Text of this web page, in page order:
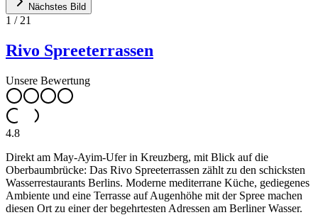
Nächstes Bild
1 / 21
Rivo Spreeterrassen
Unsere Bewertung
4.8
Direkt am May-Ayim-Ufer in Kreuzberg, mit Blick auf die
Oberbaumbrücke: Das Rivo Spreeterrassen zählt zu den schicksten
Wasserrestaurants Berlins. Moderne mediterrane Küche, gediegenes
Ambiente und eine Terrasse auf Augenhöhe mit der Spree machen
diesen Ort zu einer der begehrtesten Adressen am Berliner Wasser.